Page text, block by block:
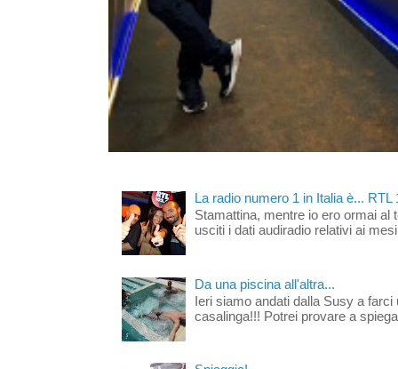
La radio numero 1 in Italia è... RTL
Stamattina, mentre io ero ormai al
usciti i dati audiradio relativi ai
Da una piscina all'altra...
Ieri siamo andati dalla Susy a
casalinga!!! Potrei provare a